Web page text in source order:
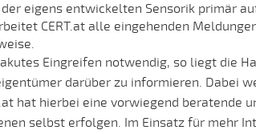
eigens entwickelten Sensorik primär
CERT.at alle eingehenden
Eingreifen notwendig, so liegt die
darüber zu informieren. Dabei
hat hierbei eine vorwiegend beratende
selbst erfolgen. Im Einsatz für mehr